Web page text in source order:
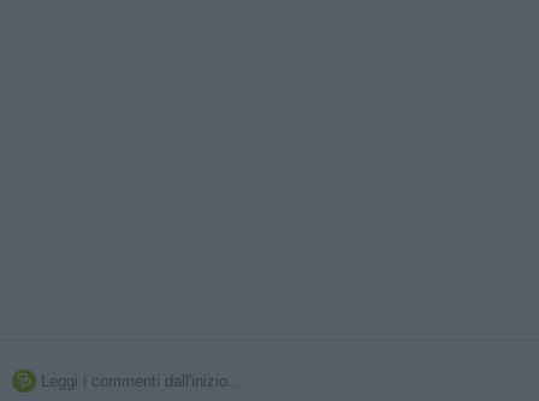
 Leggi i commenti dall'inizio...